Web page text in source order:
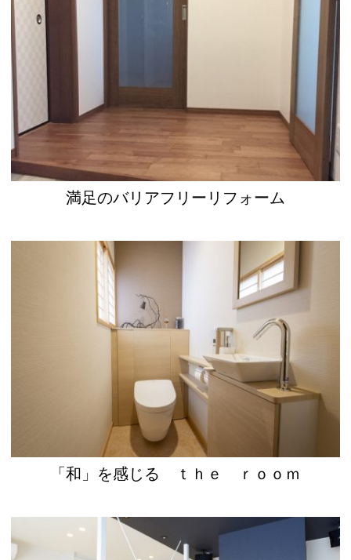
満足のバリアフリーリフォーム
「和」を感じる ｔｈｅ ｒｏｏｍ